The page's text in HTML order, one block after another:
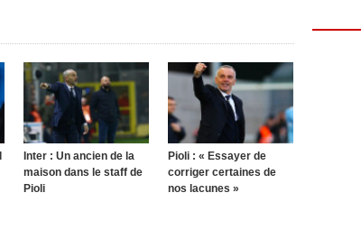
Inter : Un ancien de la
maison dans le staff de
Pioli
Pioli : « Essayer de
corriger certaines de
nos lacunes »